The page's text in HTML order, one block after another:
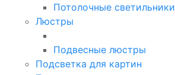
Потолочные светильники
Люстры
Подвесные люстры
Подсветка для картин